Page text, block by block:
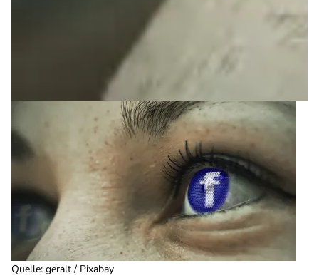
Quelle: geralt / Pixabay